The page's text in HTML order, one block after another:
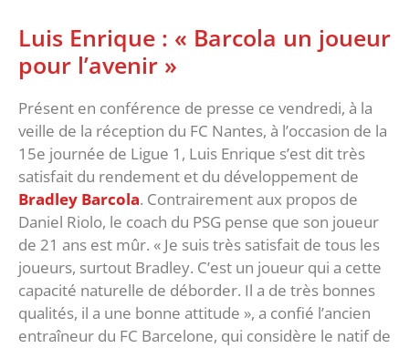
Luis Enrique : « Barcola un joueur
pour l’avenir »
Présent en conférence de presse ce vendredi, à la
veille de la réception du FC Nantes, à l’occasion de la
15e journée de Ligue 1, Luis Enrique s’est dit très
satisfait du rendement et du développement de
Bradley Barcola. Contrairement aux propos de
Daniel Riolo, le coach du PSG pense que son joueur
de 21 ans est mûr. « Je suis très satisfait de tous les
joueurs, surtout Bradley. C’est un joueur qui a cette
capacité naturelle de déborder. Il a de très bonnes
qualités, il a une bonne attitude », a confié l’ancien
entraîneur du FC Barcelone, qui considère le natif de